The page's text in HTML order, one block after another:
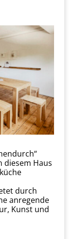
diesem Haus
durch
anregende
Kunst und